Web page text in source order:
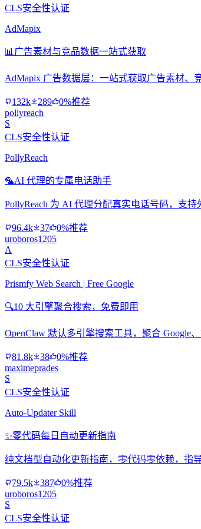
CLS安全性认证
AdMapix
📊 广告素材与竞品数据一站式获取
AdMapix 广告数据层：一站式获取广告素材、
132k 289
0%推荐
pollyreach
S
CLS安全性认证
PollyReach
🦜AI 代理的专属电话助手
PollyReach 为 AI 代理分配真实电话号码，支
96.4k 37
0%推荐
uroboros1205
A
CLS安全性认证
Prismfy Web Search | Free Google
🔍10 大引擎聚合搜索，免费即用
OpenClaw 默认多引擎搜索工具，聚合 Google
81.8k 38
0%推荐
maximeprades
S
CLS安全性认证
Auto-Updater Skill
✨零代码每日自动更新指南
纯文档型自动化更新指南，零代码零依赖，指
79.5k 387
0%推荐
uroboros1205
S
CLS安全性认证